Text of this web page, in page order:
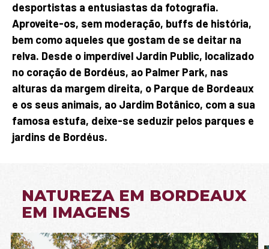
desportistas a entusiastas da fotografia.
Aproveite-os, sem moderação, buffs de história,
bem como aqueles que gostam de se deitar na
relva. Desde o imperdível Jardin Public, localizado
no coração de Bordéus, ao Palmer Park, nas
alturas da margem direita, o Parque de Bordeaux
e os seus animais, ao Jardim Botânico, com a sua
famosa estufa, deixe-se seduzir pelos parques e
jardins de Bordéus.
NATUREZA EM BORDEAUX
EM IMAGENS